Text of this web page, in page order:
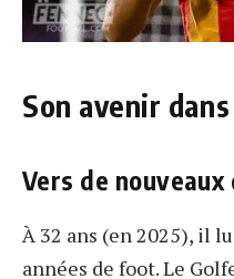
Son avenir
Vers de
À 32 ans (en 2025), il
années de foot. Le